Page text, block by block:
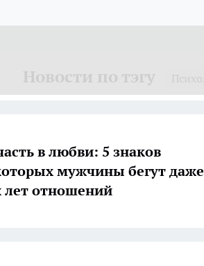
в любви: 5 знаков
мужчины бегут даже
лет отношений